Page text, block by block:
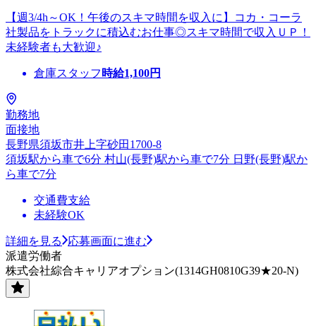
【週3/4h～OK！午後のスキマ時間を収入に】コカ・コーラ
社製品をトラックに積込むお仕事◎スキマ時間で収入ＵＰ！
未経験者も大歓迎♪
倉庫スタッフ 時給1,100円
勤務地
面接地
長野県須坂市井上字砂田1700-8
須坂駅から車で6分 村山(長野)駅から車で7分 日野(長野)駅か
ら車で7分
交通費支給
未経験OK
詳細を見る
応募画面に進む
派遣労働者
株式会社綜合キャリアオプション(1314GH0810G39★20-N)